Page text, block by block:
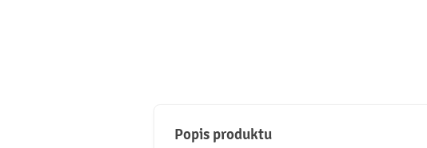
Popis produktu